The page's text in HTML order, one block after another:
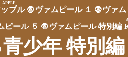
プル
APPLE
🧛ヴァムピール １ 🧛ヴァ
ピール ５ 🧛ヴァムピール 特別編
少年 特別